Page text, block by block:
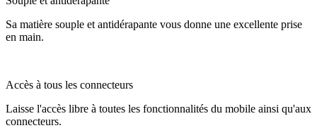
Sa matière souple et antidérapante vous donne une excellente prise
en main.
Accès à tous les connecteurs
Laisse l'accès libre à toutes les fonctionnalités du mobile ainsi qu'aux
connecteurs.